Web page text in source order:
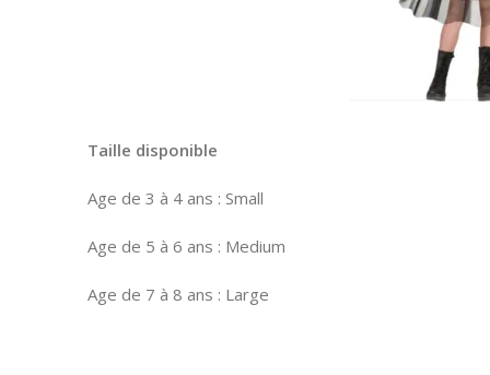
Taille disponible
Age de 3 à 4 ans : Small
Age de 5 à 6 ans : Medium
Age de 7 à 8 ans : Large